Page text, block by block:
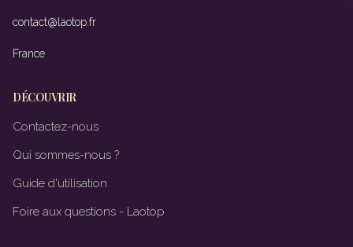
contact@laotop.fr
France
DÉCOUVRIR
Contactez-nous
Qui sommes-nous ?
Guide d'utilisation
Foire aux questions - Laotop